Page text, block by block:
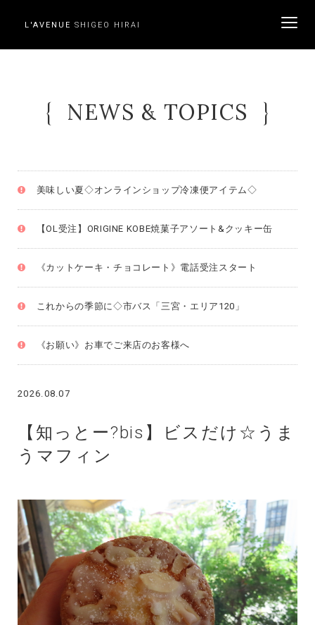
L'AVENUE SHIGEO HIRAI
NEWS & TOPICS
美味しい夏◇オンラインショップ冷凍便アイテム◇
【OL受注】ORIGINE KOBE焼菓子アソート&クッキー缶
《カットケーキ・チョコレート》電話受注スタート
これからの季節に◇市バス「三宮・エリア120」
《お願い》お車でご来店のお客様へ
2026.08.07
【知っとー?bis】ビスだけ☆うま
うマフィン